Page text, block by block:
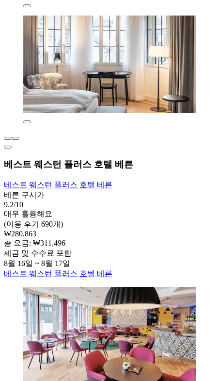
베스트 웨스턴 플러스 호텔 베른
베스트 웨스턴 플러스 호텔 베른
베른 구시가
9.2/10
매우 훌륭해요
(이용 후기 690개)
₩280,863
총 요금: ₩311,496
세금 및 수수료 포함
8월 16일 ~ 8월 17일
베스트 웨스턴 플러스 호텔 베른